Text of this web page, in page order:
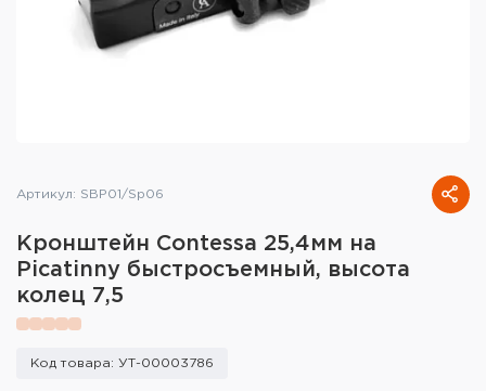
Спортивная стрельба
Кобуры и системы ношения
снаряжения
Артикул: SBP01/Sp06
Кронштейн Contessa 25,4мм на
Picatinny быстросъемный, высота
колец 7,5
Код товара: УТ-00003786